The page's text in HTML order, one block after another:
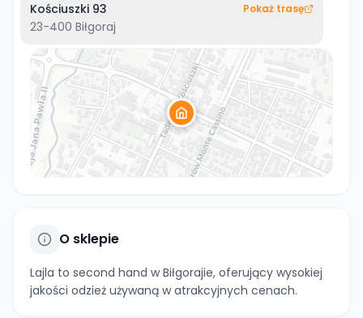
Kościuszki 93
23-400 Biłgoraj
Pokaż trasę
O sklepie
Lajla to second hand w Biłgorajie, oferujący wysokiej
jakości odzież używaną w atrakcyjnych cenach.